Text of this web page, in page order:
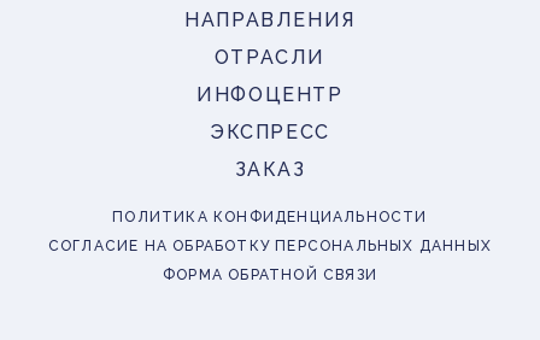
НАПРАВЛЕНИЯ
ОТРАСЛИ
ИНФОЦЕНТР
ЭКСПРЕСС
ЗАКАЗ
ПОЛИТИКА КОНФИДЕНЦИАЛЬНОСТИ
СОГЛАСИЕ НА ОБРАБОТКУ ПЕРСОНАЛЬНЫХ ДАННЫХ
ФОРМА ОБРАТНОЙ СВЯЗИ